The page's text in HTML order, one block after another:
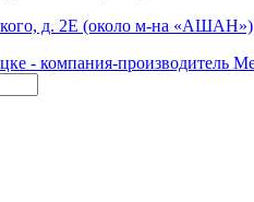
д. 2Е (около м-на «АШАН»)